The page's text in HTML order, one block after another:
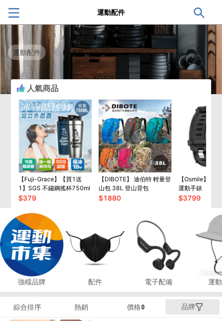
運動配件
運動配件
人氣商品
【Fuji-Grace】【買1送
1】SGS 不鏽鋼搖杯750ml
$379
【DIBOTE】 迪伯特 輕量登
山包 38L 登山背包
$1880
【Osmile】
運動手錶
$3799
強檔品牌 配件 電子配備 運
綜合排序 熱銷 價格 品牌